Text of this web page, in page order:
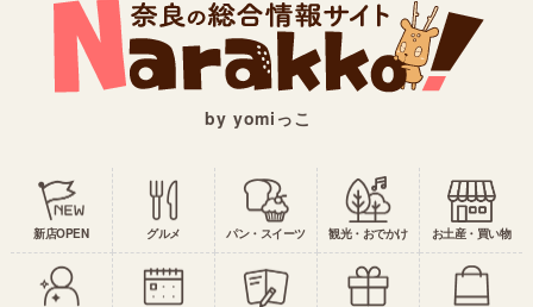
by yomiっこ
新店OPEN グルメ パン・スイーツ 観光・おでかけ お土産・買い物